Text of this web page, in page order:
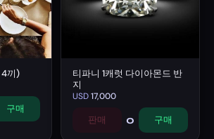
끼)
구매
티파니 1캐럿 다이아몬드 반
지
USD17,000
판매 0 구매